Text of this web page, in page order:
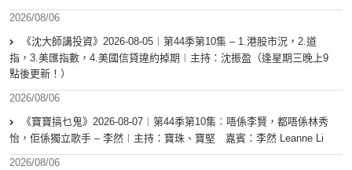
2026/08/06
《沈大師講投資》2026-08-05︱第44季第10集 – 1.港股市況，2.道
指，3.美匯指數，4.美國信貸違約掉期︱主持：沈振盈（逢星期三晚上9
點後更新！）
2026/08/06
《寶寶搞乜鬼》2026-08-07︱第44季第10集︰唔係李賢，都唔係林秀
怡，佢係獨立歌手 – 李然︱主持：寶珠、寶堅 嘉賓：李然 Leanne Li
2026/08/06